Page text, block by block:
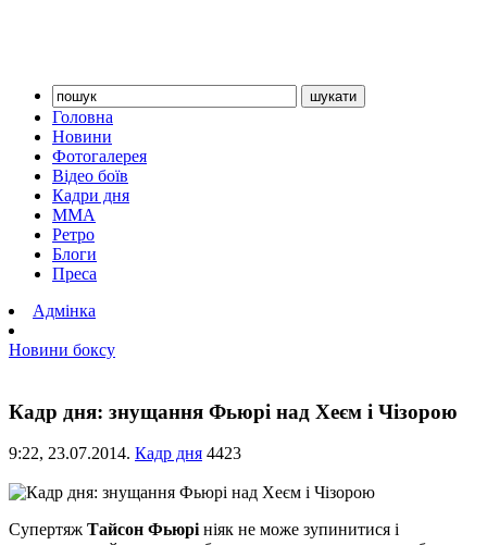
Головна
Новини
Фотогалерея
Відео боїв
Кадри дня
ММА
Ретро
Блоги
Преса
Адмінка
Новини боксу
Кадр дня: знущання Фьюрі над Хеєм і Чізорою
9:22, 23.07.2014. Кадр дня 4423
Супертяж Тайсон Фьюрініяк не може зупинитися і